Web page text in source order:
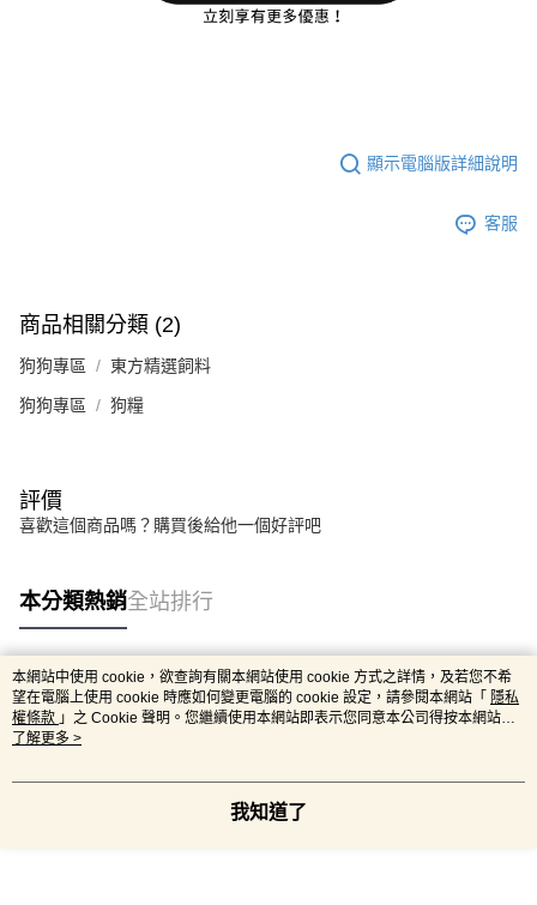
顯示電腦版詳細說明
客服
商品相關分類 (2)
狗狗專區 東方精選飼料
狗狗專區 狗糧
評價
喜歡這個商品嗎？購買後給他一個好評吧
本分類熱銷全站排行
熱門標籤
本網站中使用 cookie，欲查詢有關本網站使用 cookie 方式之詳情，及若您不希
望在電腦上使用 cookie 時應如何變更電腦的 cookie 設定，請參閱本網站「 隱私
權條款 」之 Cookie 聲明。您繼續使用本網站即表示您同意本公司得按本網站使
用條款之 Cookie 聲明使用 cookie。
了解更多 >
我知道了